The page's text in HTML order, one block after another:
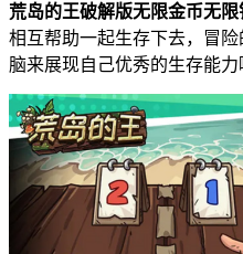
荒岛的王破解版无限金币无
相互帮助一起生存下去，冒
脑来展现自己优秀的生存能